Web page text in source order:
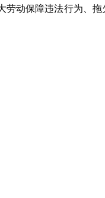
动保障违法行为、